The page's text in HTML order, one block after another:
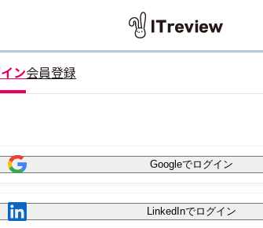
ン会員登録
Googleでログイン
LinkedInでログイン